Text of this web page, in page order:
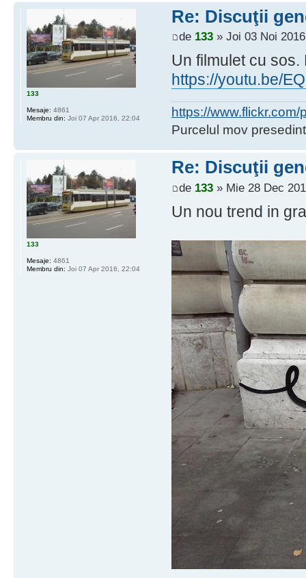
Re: Discuţii
de 133» Joi 03 Noi
Un filmulet cu sos.
https://youtu.be/
https://
Purcelul mov
133
Mesaje: 4861
Membru din: Joi 07 Apr 2016, 22:04
Re: Discuţii
de 133» Mie 28 Dec
Un nou trend in
133
Mesaje: 4861
Membru din: Joi 07 Apr 2016, 22:04